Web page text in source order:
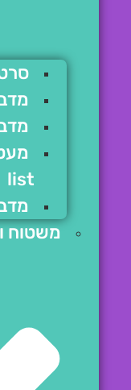
list
משטוח